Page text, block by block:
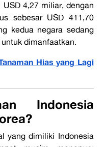
4,27 miliar, dengan
sebesar USD 411,70
kedua negara sedang
dimanfaatkan.
Hias yang Lagi
Indonesia
yang dimiliki Indonesia